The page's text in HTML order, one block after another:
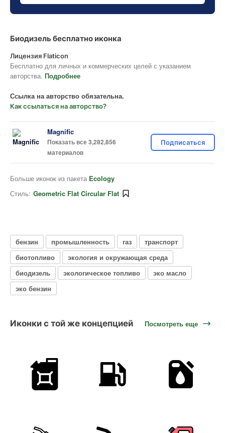
Биодизель бесплатно иконка
Лицензия Flaticon
Бесплатно для личных и коммерческих целей с указанием
авторства. Подробнее
Ссылка на авторство обязательна.
Как ссылаться на авторство?
Magnific
Показать все 3,282,856
материалов
Подписаться
Больше иконок из пакета Ecology
Стиль: Geometric Flat Circular Flat
бензин промышленность газ
транспорт
биотопливо
экология и окружающая среда
биодизель
экологическое топливо
эко масло
эко бензин
Иконки с той же концепцией Посмотреть еще